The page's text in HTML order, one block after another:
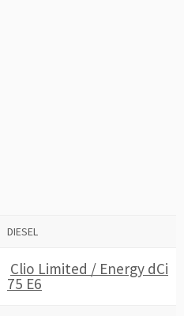
DIESEL
Clio Limited / Energy dCi
75 E6